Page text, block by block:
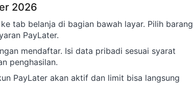
2026
tab belanja di bagian bawah layar. Pilih barang
PayLater.
mendaftar. Isi data pribadi sesuai syarat
penghasilan.
PayLater akan aktif dan limit bisa langsung